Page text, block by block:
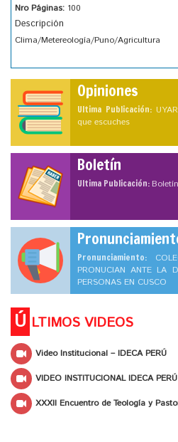
Nro Páginas: 100
Descripción
Clima/Metereología/Puno/Agricultura
Opiniones
Ultima Publicación:
que escuches
Boletín
Ultima Publicación:
Pronunciamiento:
PRONUCIAN ANTE LA
PERSONAS EN CUSCO
Ú LTIMOS VIDEOS
Video Institucional – IDECA PERÚ
VIDEO INSTITUCIONAL IDECA PERÚ
XXXII Encuentro de Teología y